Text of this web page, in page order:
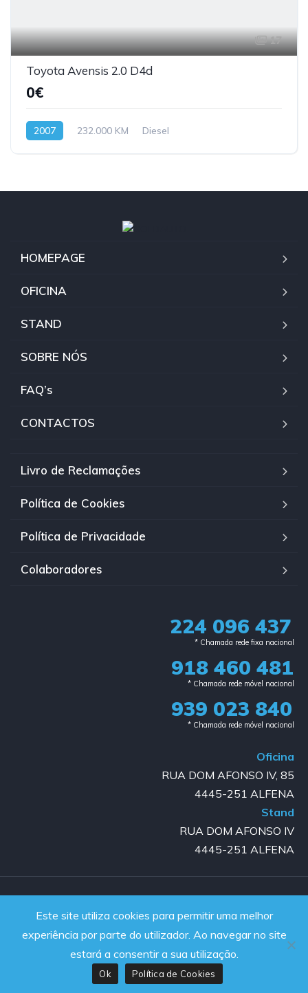
17
Toyota Avensis 2.0 D4d
0€
2007 232.000 KM Diesel
HOMEPAGE
OFICINA
STAND
SOBRE NÓS
FAQ’s
CONTACTOS
Livro de Reclamações
Política de Cookies
Política de Privacidade
Colaboradores
224 096 437
* Chamada rede fixa nacional​
918 460 481
* Chamada rede móvel nacional
939 023 840​
* Chamada rede móvel nacional
Oficina
RUA DOM AFONSO IV, 85
4445-251 ALFENA
Stand
RUA DOM AFONSO IV
4445-251 ALFENA
Powered by JanelaWeb
Este site utiliza cookies para permitir uma melhor
experiência por parte do utilizador. Ao navegar no site
estará a consentir a sua utilização.
Ok Política de Cookies